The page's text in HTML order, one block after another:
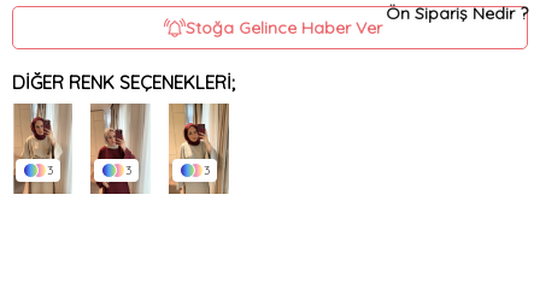
Ön Sipariş Nedir ?
Stoğa Gelince Haber Ver
DIĞER RENK SEÇENEKLERI;
3 3 3